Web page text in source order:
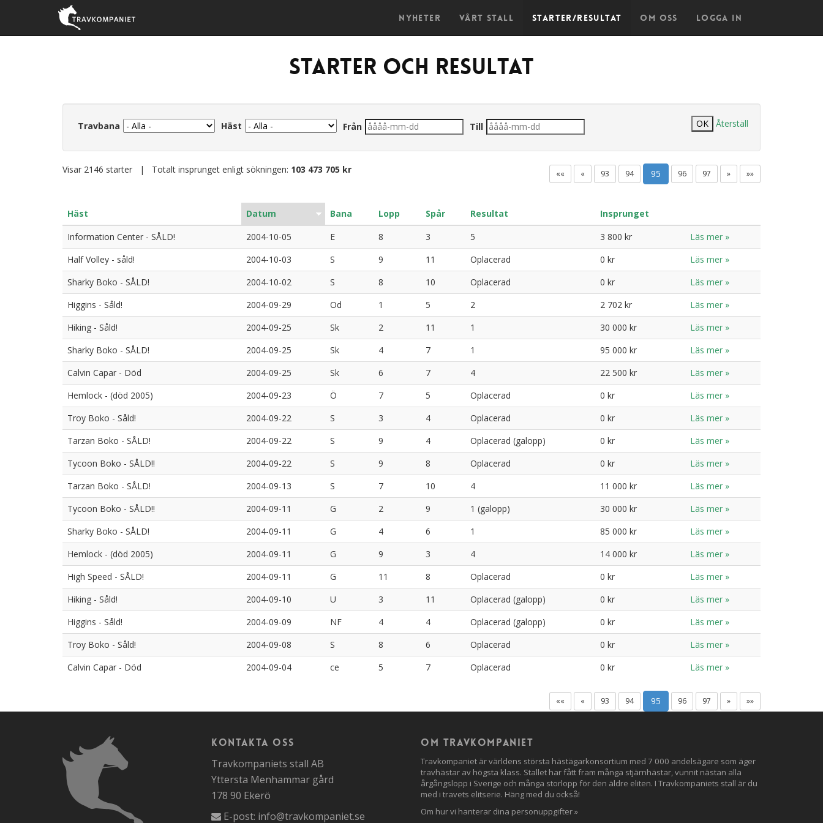
Nyheter Vårt stall Starter/Resultat Om oss Logga in
Starter och resultat
Travbana Häst Från Till Återställ
Visar 2146 starter | Totalt insprunget enligt sökningen: 103 473 705 kr «« « 93 94 95 96 97 » »»
Häst Datum Bana Lopp Spår Resultat
Insprunget
Information Center - SÅLD!
2004-10-05 E 8 3 5 3 800 kr
Läs mer »
Half Volley - såld!
2004-10-03 S 9 11 Oplacerad 0 kr
Läs mer »
Sharky Boko - SÅLD!
2004-10-02 S 8 10 Oplacerad 0 kr
Läs mer »
Higgins - Såld!
2004-09-29 Od 1 5 2 2 702 kr
Läs mer »
Hiking - Såld!
2004-09-25 Sk 2 11 1 30 000 kr
Läs mer »
Sharky Boko - SÅLD!
2004-09-25 Sk 4 7 1 95 000 kr
Läs mer »
Calvin Capar - Död
2004-09-25 Sk 6 7 4 22 500 kr
Läs mer »
Hemlock - (död 2005)
2004-09-23 Ö 7 5 Oplacerad 0 kr
Läs mer »
Troy Boko - Såld!
2004-09-22 S 3 4 Oplacerad 0 kr
Läs mer »
Tarzan Boko - SÅLD!
2004-09-22 S 9 4 Oplacerad (galopp) 0 kr
Läs mer »
Tycoon Boko - SÅLD!!
2004-09-22 S 9 8 Oplacerad 0 kr
Läs mer »
Tarzan Boko - SÅLD!
2004-09-13 S 7 10 4 11 000 kr
Läs mer »
Tycoon Boko - SÅLD!!
2004-09-11 G 2 9 1 (galopp) 30 000 kr
Läs mer »
Sharky Boko - SÅLD!
2004-09-11 G 4 6 1 85 000 kr
Läs mer »
Hemlock - (död 2005)
2004-09-11 G 9 3 4 14 000 kr
Läs mer »
High Speed - SÅLD!
2004-09-11 G 11 8 Oplacerad 0 kr
Läs mer »
Hiking - Såld!
2004-09-10 U 3 11 Oplacerad (galopp) 0 kr
Läs mer »
Higgins - Såld!
2004-09-09 NF 4 4 Oplacerad (galopp) 0 kr
Läs mer »
Troy Boko - Såld!
2004-09-08 S 8 6 Oplacerad 0 kr
Läs mer »
Calvin Capar - Död
2004-09-04 ce 5 7 Oplacerad 0 kr Läs mer »
«« « 93 94 95 96 97 » »»
Kontakta oss
Travkompaniets stall AB
Yttersta Menhammar gård
178 90 Ekerö
E-post: info@travkompaniet.se
Om travkompaniet
Travkompaniet är världens största hästägarkonsortium med 7 000 andelsägare som äger
travhästar av högsta klass. Stallet har fått fram många stjärnhästar, vunnit nästan alla
årgångslopp i Sverige och många storlopp för den äldre eliten. I Travkompaniets stall är du
med i travets elitserie. Häng med du också!
Om hur vi hanterar dina personuppgifter »